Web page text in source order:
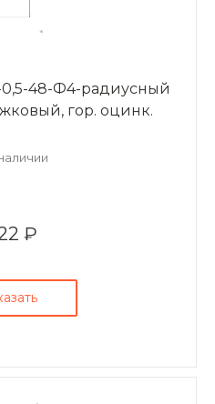
48-Ф4-радиусный
гор. оцинк.
₽